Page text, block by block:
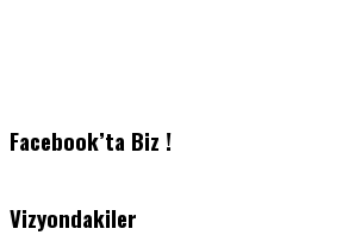
Facebook’ta Biz !
Vizyondakiler